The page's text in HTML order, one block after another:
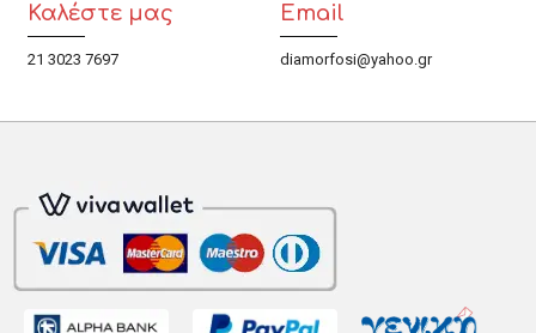
Καλέστε μας
21 3023 7697
Email
diamorfosi@yahoo.gr